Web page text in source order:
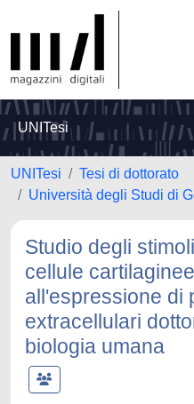
UNITesi
UNITesi
Tesi di dottorato
Università degli Studi di
Studio degli
cellule
all'espressione di
extracellulari
biologia umana